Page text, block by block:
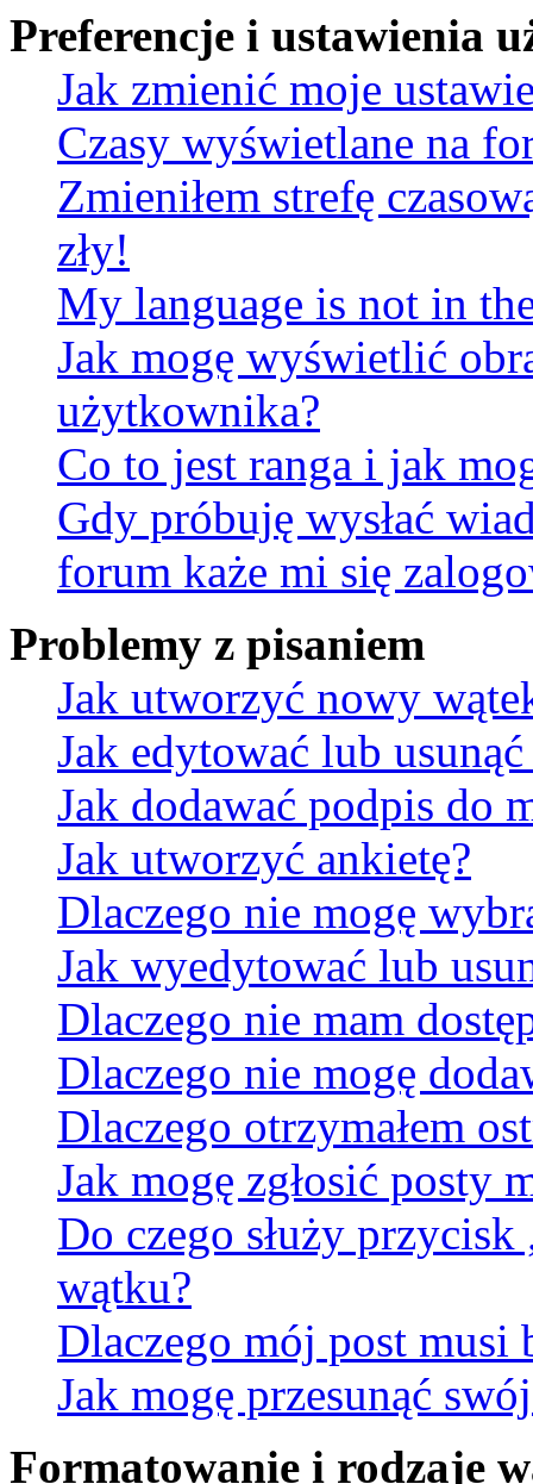
Preferencje i ustawienia
Jak zmienić moje
Czasy wyświetlane na
Zmieniłem strefę
zły!
My language is not in
Jak mogę wyświetlić
użytkownika?
Co to jest ranga i jak
Gdy próbuję wysłać
forum każe mi się
Problemy z pisaniem
Jak utworzyć nowy
Jak edytować lub usunąć
Jak dodawać podpis do
Jak utworzyć ankietę?
Dlaczego nie mogę
Jak wyedytować lub
Dlaczego nie mam
Dlaczego nie mogę
Dlaczego otrzymałem
Jak mogę zgłosić posty
Do czego służy
wątku?
Dlaczego mój post musi
Jak mogę przesunąć
Formatowanie i rodzaje